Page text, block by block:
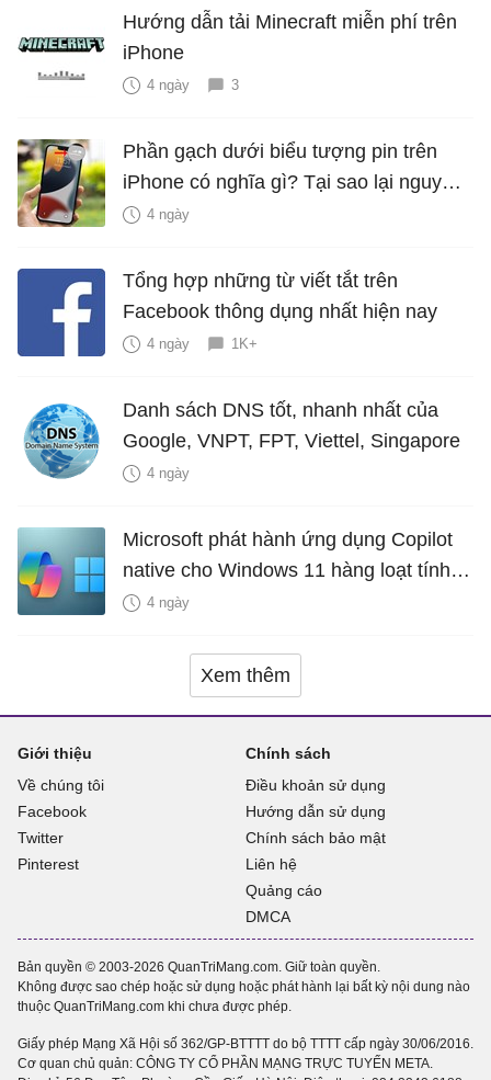
Hướng dẫn tải Minecraft miễn phí trên
iPhone
4 ngày 3
Phần gạch dưới biểu tượng pin trên
iPhone có nghĩa gì? Tại sao lại nguy
hiểm?
4 ngày
Tổng hợp những từ viết tắt trên
Facebook thông dụng nhất hiện nay
4 ngày 1K+
Danh sách DNS tốt, nhanh nhất của
Google, VNPT, FPT, Viettel, Singapore
4 ngày
Microsoft phát hành ứng dụng Copilot
native cho Windows 11 hàng loạt tính
năng mới Hữu Ích
4 ngày
Xem thêm
Giới thiệu
Về chúng tôi
Facebook
Twitter
Pinterest
Chính sách
Điều khoản sử dụng
Hướng dẫn sử dụng
Chính sách bảo mật
Liên hệ
Quảng cáo
DMCA
Bản quyền © 2003-2026 QuanTriMang.com. Giữ toàn quyền.
Không được sao chép hoặc sử dụng hoặc phát hành lại bất kỳ nội dung nào
thuộc QuanTriMang.com khi chưa được phép.
Giấy phép Mạng Xã Hội số 362/GP-BTTTT do bộ TTTT cấp ngày 30/06/2016.
Cơ quan chủ quản: CÔNG TY CỔ PHẦN MẠNG TRỰC TUYẾN META.